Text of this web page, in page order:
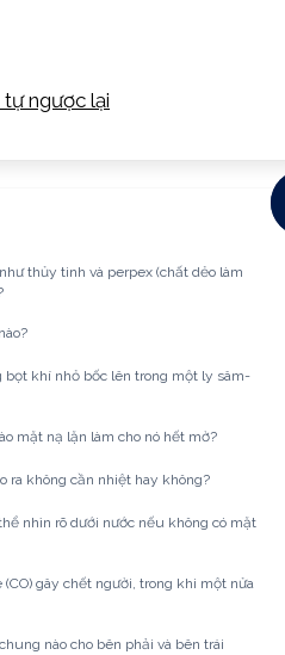
ngược lại
thủy tinh và perpex (chất dẻo làm
bọt khí nhỏ bốc lên trong một ly sâm-
mặt nạ lặn làm cho nó hết mờ?
ra không cần nhiệt hay không?
nhìn rõ dưới nước nếu không có mặt
(CO) gây chết người, trong khi một nửa
nào cho bên phải và bên trái